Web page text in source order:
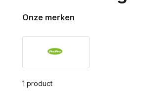
Onze merken
1 product